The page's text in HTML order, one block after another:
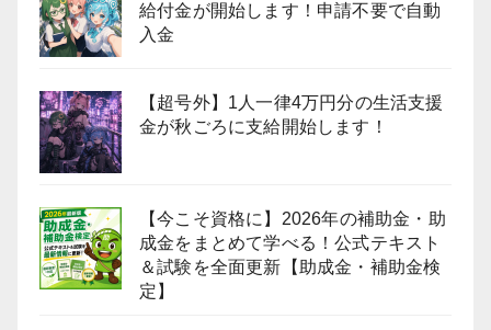
給付金が開始します！申請不要で自動
入金
【超号外】1人一律4万円分の生活支援
金が秋ごろに支給開始します！
【今こそ資格に】2026年の補助金・助
成金をまとめて学べる！公式テキスト
＆試験を全面更新【助成金・補助金検
定】